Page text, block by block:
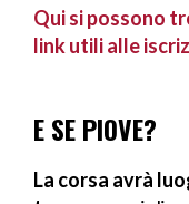
Qui si possono
link utili alle
E SE PIOVE?
La corsa avrà